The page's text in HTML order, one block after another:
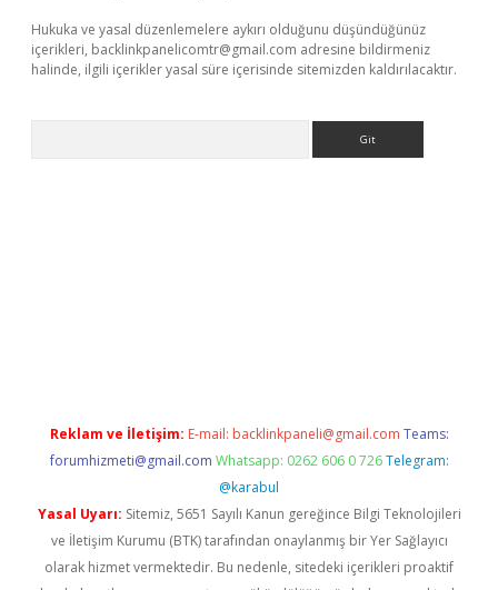
Hukuka ve yasal düzenlemelere aykırı olduğunu düşündüğünüz
içerikleri, backlinkpanelicomtr@gmail.com adresine bildirmeniz
halinde, ilgili içerikler yasal süre içerisinde sitemizden kaldırılacaktır.
Reklam ve İletişim: E-mail: backlinkpaneli@gmail.com Teams:
forumhizmeti@gmail.com Whatsapp: 0262 606 0 726 Telegram:
@karabul
Yasal Uyarı: Sitemiz, 5651 Sayılı Kanun gereğince Bilgi Teknolojileri
ve İletişim Kurumu (BTK) tarafından onaylanmış bir Yer Sağlayıcı
olarak hizmet vermektedir. Bu nedenle, sitedeki içerikleri proaktif